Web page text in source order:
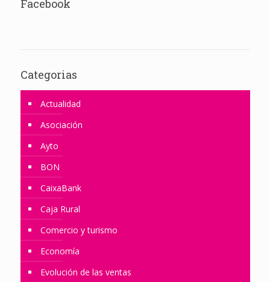
Facebook
Categorias
Actualidad
Asociación
Ayto
BON
CaixaBank
Caja Rural
Comercio y turismo
Economía
Evolución de las ventas